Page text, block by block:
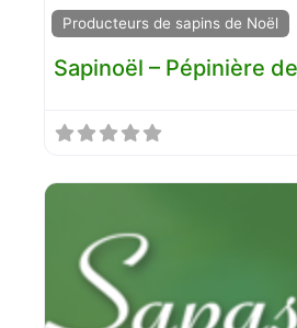
Producteurs de sapins de Noël
Sapinoël – Pépinière